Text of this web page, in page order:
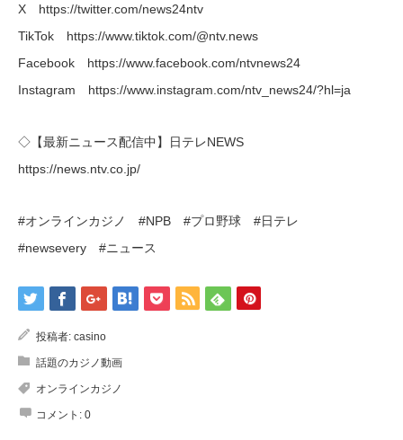
X https://twitter.com/news24ntv
TikTok https://www.tiktok.com/@ntv.news
Facebook https://www.facebook.com/ntvnews24
Instagram https://www.instagram.com/ntv_news24/?hl=ja
◇【最新ニュース配信中】日テレNEWS
https://news.ntv.co.jp/
#オンラインカジノ #NPB #プロ野球 #日テレ
#newsevery #ニュース
投稿者: casino
話題のカジノ動画
オンラインカジノ
コメント: 0